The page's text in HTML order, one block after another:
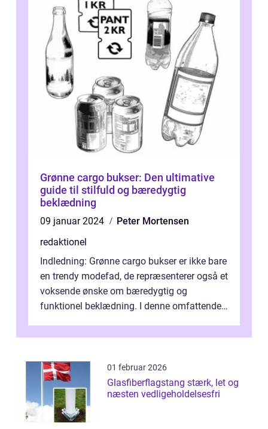
Grønne cargo bukser: Den ultimative
guide til stilfuld og bæredygtig
beklædning
09 januar 2024
Peter Mortensen
redaktionel
Indledning: Grønne cargo bukser er ikke bare
en trendy modefad, de repræsenterer også et
voksende ønske om bæredygtig og
funktionel beklædning. I denne omfattende
01 februar 2026
Glasfiberflagstang stærk, let og
næsten vedligeholdelsesfri